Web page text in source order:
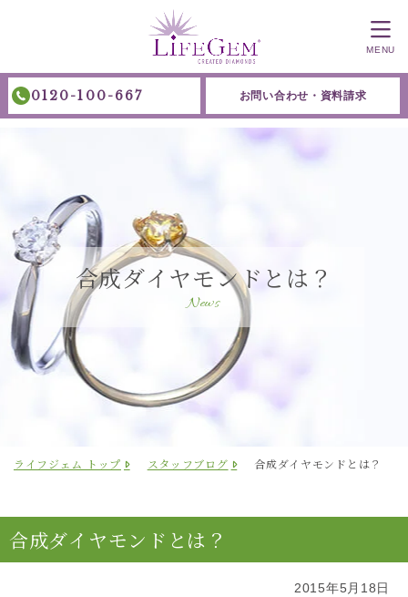
0120-100-667 お問い合わせ・資料請求
MENU
合成ダイヤモンドとは？
News
ライフジェム トップ スタッフブログ 合成ダイヤモンドとは？
合成ダイヤモンドとは？
2015年5月18日